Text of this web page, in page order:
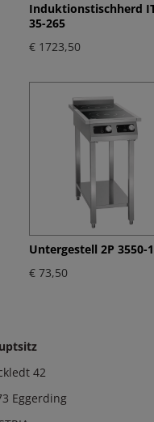
Induktionstischherd
35-265
€ 1723,50
Untergestell 2P 3550-
€ 73,50
42
Eggerding